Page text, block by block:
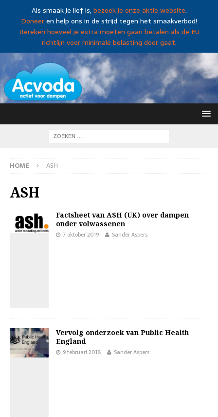
Als smaak je lief is,bezoek je onze aktie website.
Doneeren help ons in de strijd tegen het smaakverbod!
Bereken hoeveel je extra moeten gaan betalen als de EU
richtlijn voor minimale belasting door gaat.
HOME ASH
ASH
Factsheet van ASH (UK) over dampen
onder volwassenen
7 oktober 2019 Sander Aspers
Vervolg onderzoek van Public Health
England
9 februari 2018 Sander Aspers